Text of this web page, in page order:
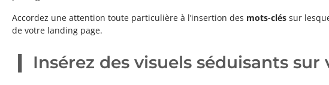
Accordez une attention toute particulière à l’insertion des mots-clés sur
de votre landing page.
Insérez des visuels séduisants